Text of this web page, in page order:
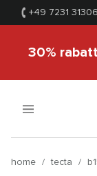
+49 7231
30%
home / tecta /